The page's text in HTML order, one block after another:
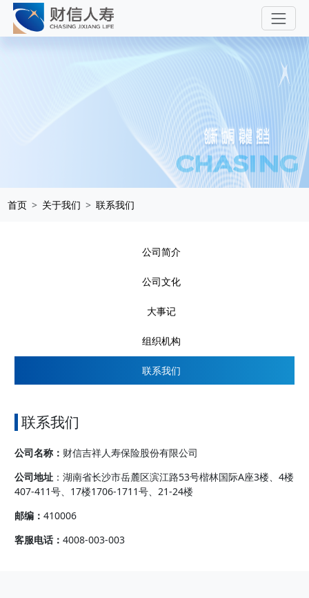
首页 关于我们 联系我们
公司简介
公司文化
大事记
组织机构
联系我们
联系我们
公司名称： 财信吉祥人寿保险股份有限公司
公司地址 ：湖南省长沙市岳麓区滨江路53号楷林国际A座3楼、4楼
407-411号、17楼1706-1711号、21-24楼
邮编： 410006
客服电话： 4008-003-003